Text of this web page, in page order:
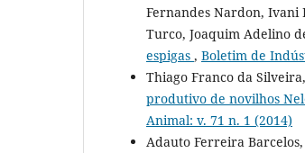
Fernandes Nardon, Ivani
Turco, Joaquim Adelino
espigas , Boletim de
Thiago Franco da
produtivo de novilhos
Animal: v. 71 n. 1 (2014)
Adauto Ferreira